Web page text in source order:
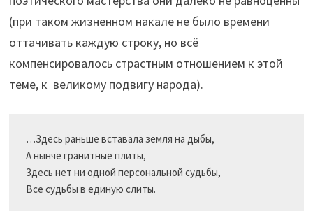
(при таком жизненном накале не было времени
оттачивать каждую строку, но всё
компенсировалось страстным отношением к этой
теме, к великому подвигу народа).
…Здесь раньше вставала земля на дыбы,
А нынче гранитные плиты,
Здесь нет ни одной персональной судьбы,
Все судьбы в единую слиты.